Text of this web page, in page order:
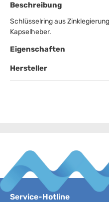
Beschreibung
Schlüsselring aus
Kapselheber.
Eigenschaften
Hersteller
Service-Hotline